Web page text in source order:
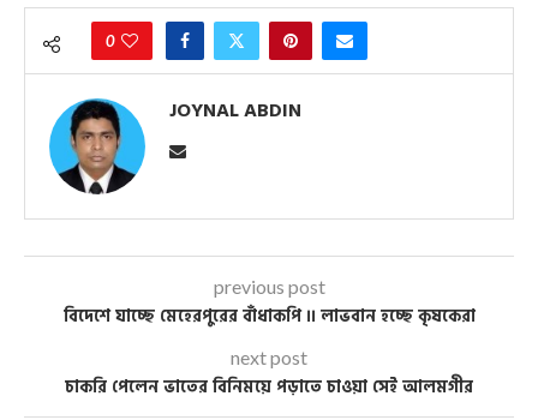
0
JOYNAL ABDIN
previous post
বিদেশে যাচ্ছে মেহেরপুরের বাঁধাকপি ।। লাভবান হচ্ছে কৃষকেরা
next post
চাকরি পেলেন ভাতের বিনিময়ে পড়াতে চাওয়া সেই আলমগীর